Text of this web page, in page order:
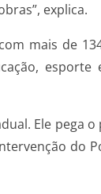
explica.
mais de
Ele pega
do